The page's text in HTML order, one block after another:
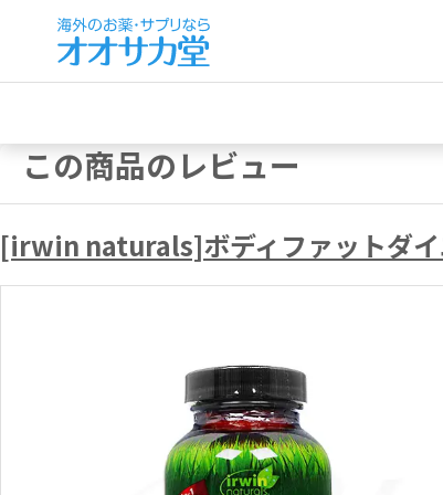
この商品のレビュー
[irwin naturals]ボディファットダイ